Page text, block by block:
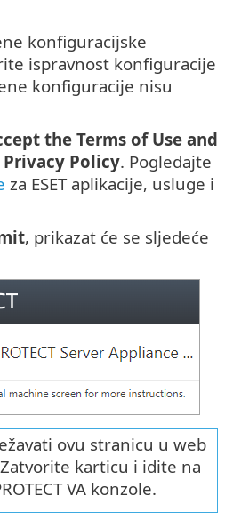
konfiguracijske
ispravnost konfiguracije
konfiguracije nisu
the Terms of Use and
Policy. Pogledajte
za ESET aplikacije, usluge i
, prikazat će se sljedeće
ovu stranicu u web
karticu i idite na
VA konzole.